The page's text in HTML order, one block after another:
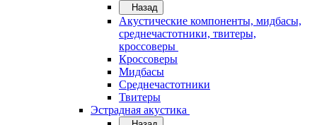
Назад
Акустические компоненты, мидбасы,
среднечастотники, твитеры,
кроссоверы
Кроссоверы
Мидбасы
Среднечастотники
Твитеры
Эстрадная акустика